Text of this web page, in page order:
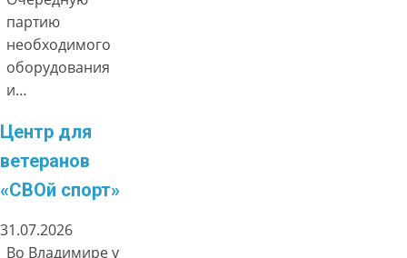
партию
необходимого
оборудования
и…
Центр для
ветеранов
«СВОй спорт»
31.07.2026
Во Владимире у